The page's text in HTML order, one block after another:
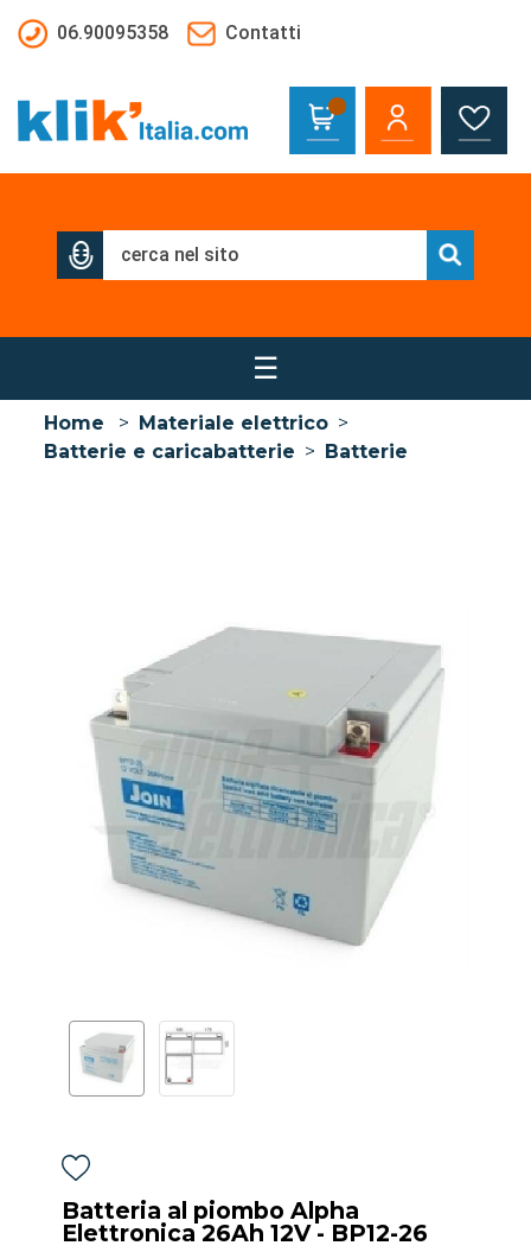
06.90095358
Contatti
☰
Home > Materiale elettrico >
Batterie e caricabatterie > Batterie
Batteria al piombo Alpha
Elettronica 26Ah 12V - BP12-26